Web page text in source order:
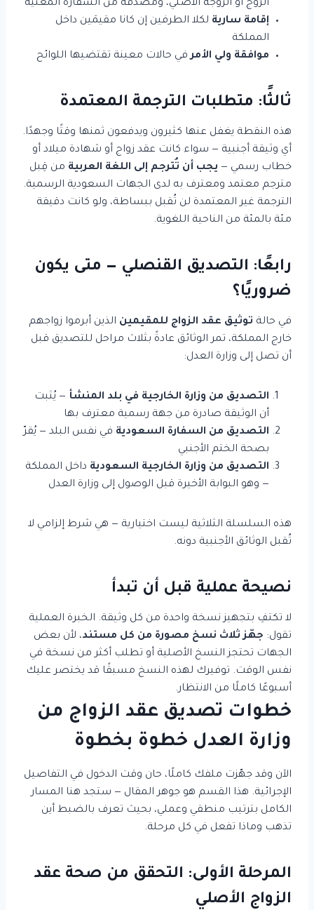
الزوج أو الزوجة الأصلي، ومصدّقة من السفارة المعنية
إقامة سارية لكلا الطرفين إن كانا مقيمَين داخل
المملكة
موافقة ولي الأمرفي حالات معينة تقتضيها اللوائح
ثالثًا: متطلبات الترجمة المعتمدة
هذه النقطة يغفل عنها كثيرون ويدفعون ثمنها وقتًا وجهدًا.
أي وثيقة أجنبية — سواء كانت عقد زواج أو شهادة ميلاد أو
خطاب رسمي — يجب أن تُترجم إلى اللغة العربية من قِبل
مترجم معتمد ومعترف به لدى الجهات السعودية الرسمية.
الترجمة غير المعتمدة لن تُقبل ببساطة، ولو كانت دقيقة
مئة بالمئة من الناحية اللغوية.
رابعًا: التصديق القنصلي — متى يكون
ضروريًا؟
في حالة توثيق عقد الزواج للمقيمين الذين أبرموا زواجهم
خارج المملكة، تمر الوثائق عادةً بثلاث مراحل للتصديق قبل
أن تصل إلى وزارة العدل:
التصديق من وزارة الخارجية في بلد المنشأ — يُثبت
أن الوثيقة صادرة من جهة رسمية معترف بها
التصديق من السفارة السعودية في نفس البلد — يُقرّ
بصحة الختم الأجنبي
التصديق من وزارة الخارجية السعودية داخل المملكة
— وهو البوابة الأخيرة قبل الوصول إلى وزارة العدل
هذه السلسلة الثلاثية ليست اختيارية — هي شرط إلزامي لا
تُقبل الوثائق الأجنبية دونه.
نصيحة عملية قبل أن تبدأ
لا تكتفِ بتجهيز نسخة واحدة من كل وثيقة. الخبرة العملية
تقول: جهّز ثلاث نسخ مصورة من كل مستند، لأن بعض
الجهات تحتجز النسخ الأصلية أو تطلب أكثر من نسخة في
نفس الوقت. توفيرك لهذه النسخ مسبقًا قد يختصر عليك
أسبوعًا كاملًا من الانتظار.
خطوات تصديق عقد الزواج من
وزارة العدل خطوة بخطوة
الآن وقد جهّزت ملفك كاملًا، حان وقت الدخول في التفاصيل
الإجرائية. هذا القسم هو جوهر المقال — ستجد هنا المسار
الكامل بترتيب منطقي وعملي، بحيث تعرف بالضبط أين
تذهب وماذا تفعل في كل مرحلة.
المرحلة الأولى: التحقق من صحة عقد
الزواج الأصلي